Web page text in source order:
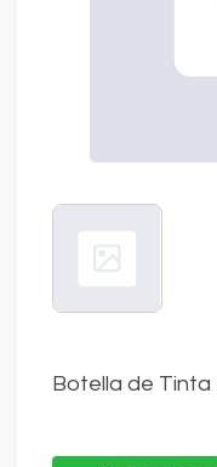
Botella de Tinta